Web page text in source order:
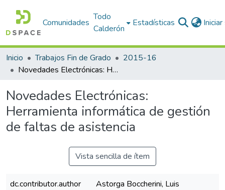
Comunidades
Todo
Calderón
Estadísticas
Inicio Trabajos Fin de Grado
2015-16
Novedades Electrónicas: Herramienta informática de gestión de faltas de asistencia
Novedades Electrónicas:
Herramienta informática de gestión
de faltas de asistencia
Vista sencilla de ítem
dc.contributor.author
Astorga Boccherini, Luis